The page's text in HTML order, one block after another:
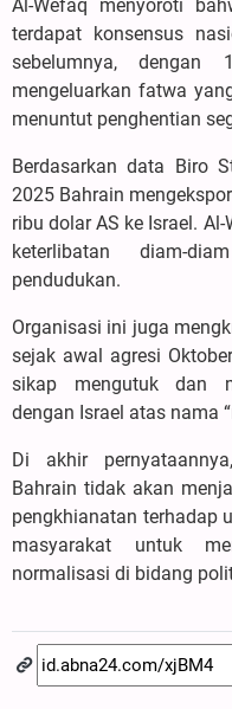
Al-Wefaq menyoroti
terdapat konsensus
sebelumnya,
mengeluarkan fatwa
menuntut penghentian
Berdasarkan data Biro
2025 Bahrain
ribu dolar AS ke Israel.
keterlibatan diam-
pendudukan.
Organisasi ini juga
sejak awal agresi
sikap mengutuk dan
dengan Israel atas nama
Di akhir
Bahrain tidak akan
pengkhianatan terhadap
masyarakat untuk
normalisasi di bidang